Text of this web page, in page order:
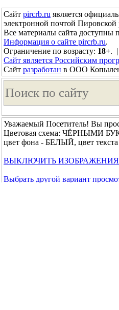
Сайт pircrb.ru является
электронной почтой
Все материалы сайта доступны
Информация о сайте pircrb.ru.
Ограничение по возрасту: 18+. |
Сайт является Российским
Сайт разработан в ООО
Уважаемый Посетитель! Вы
Цветовая схема: ЧЁРНЫМИ
цвет фона - БЕЛЫЙ, цвет
ВЫКЛЮЧИТЬ ИЗОБРАЖЕНИЯ
Выбрать другой вариант